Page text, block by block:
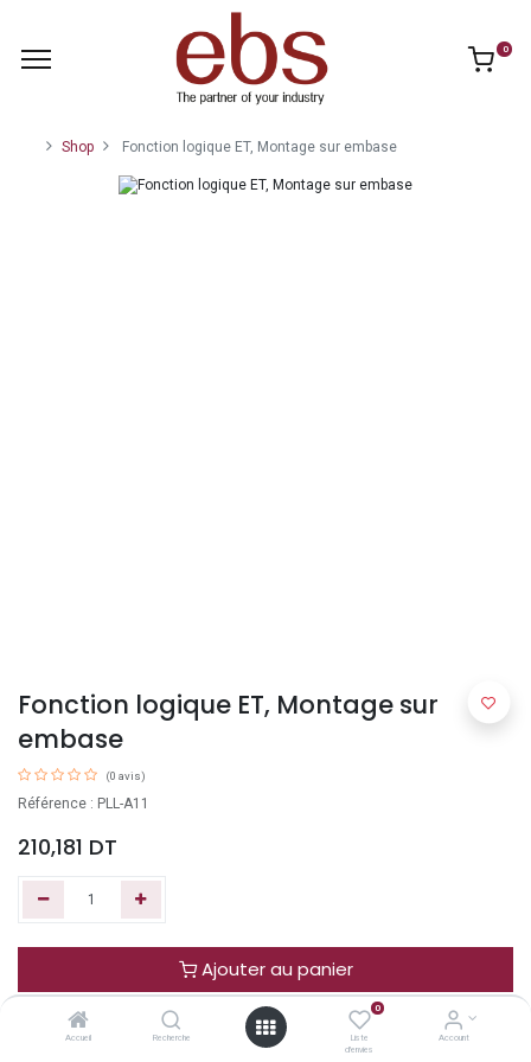
Accueil Recherche
0
Liste
d'envies
Account
0
Shop Fonction logique ET, Montage sur embase
Fonction logique ET, Montage sur
embase
(0 avis)
Référence : PLL-A11
210,181 DT
Ajouter au panier
Acheter maintenant